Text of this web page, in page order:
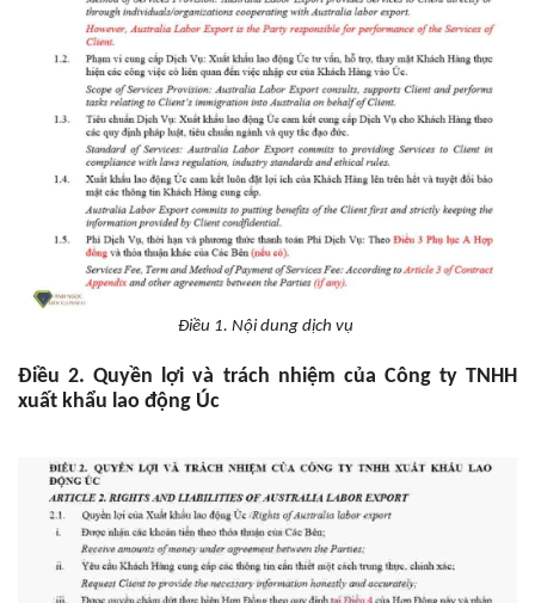
Điều 1. Nội dung dịch vụ
Điều 2. Quyền lợi và trách nhiệm của Công ty TNHH
xuất khẩu lao động Úc